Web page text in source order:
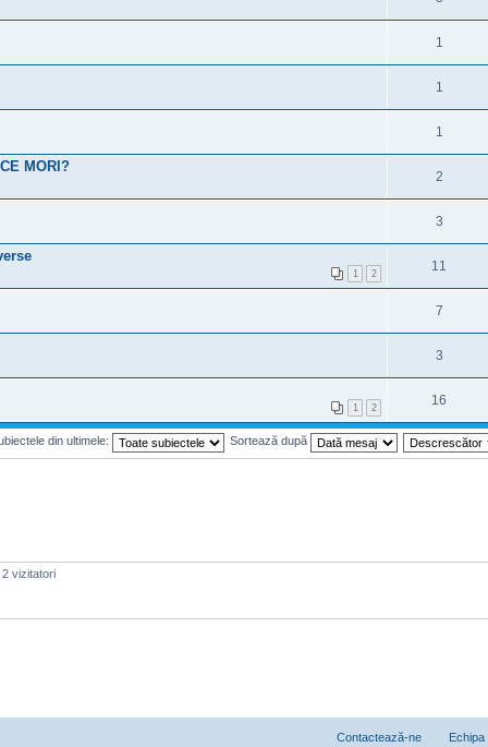
1
1
1
MORI?
2
3
1 2 11
7
3
1 2 16
din ultimele: Sortează după
vizitatori
Echipa
Contactează-ne